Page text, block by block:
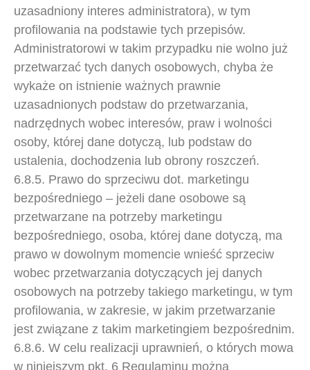
uzasadniony interes administratora), w tym
profilowania na podstawie tych przepisów.
Administratorowi w takim przypadku nie wolno już
przetwarzać tych danych osobowych, chyba że
wykaże on istnienie ważnych prawnie
uzasadnionych podstaw do przetwarzania,
nadrzędnych wobec interesów, praw i wolności
osoby, której dane dotyczą, lub podstaw do
ustalenia, dochodzenia lub obrony roszczeń.
6.8.5. Prawo do sprzeciwu dot. marketingu
bezpośredniego – jeżeli dane osobowe są
przetwarzane na potrzeby marketingu
bezpośredniego, osoba, której dane dotyczą, ma
prawo w dowolnym momencie wnieść sprzeciw
wobec przetwarzania dotyczących jej danych
osobowych na potrzeby takiego marketingu, w tym
profilowania, w zakresie, w jakim przetwarzanie
jest związane z takim marketingiem bezpośrednim.
6.8.6. W celu realizacji uprawnień, o których mowa
w niniejszym pkt. 6 Regulaminu można